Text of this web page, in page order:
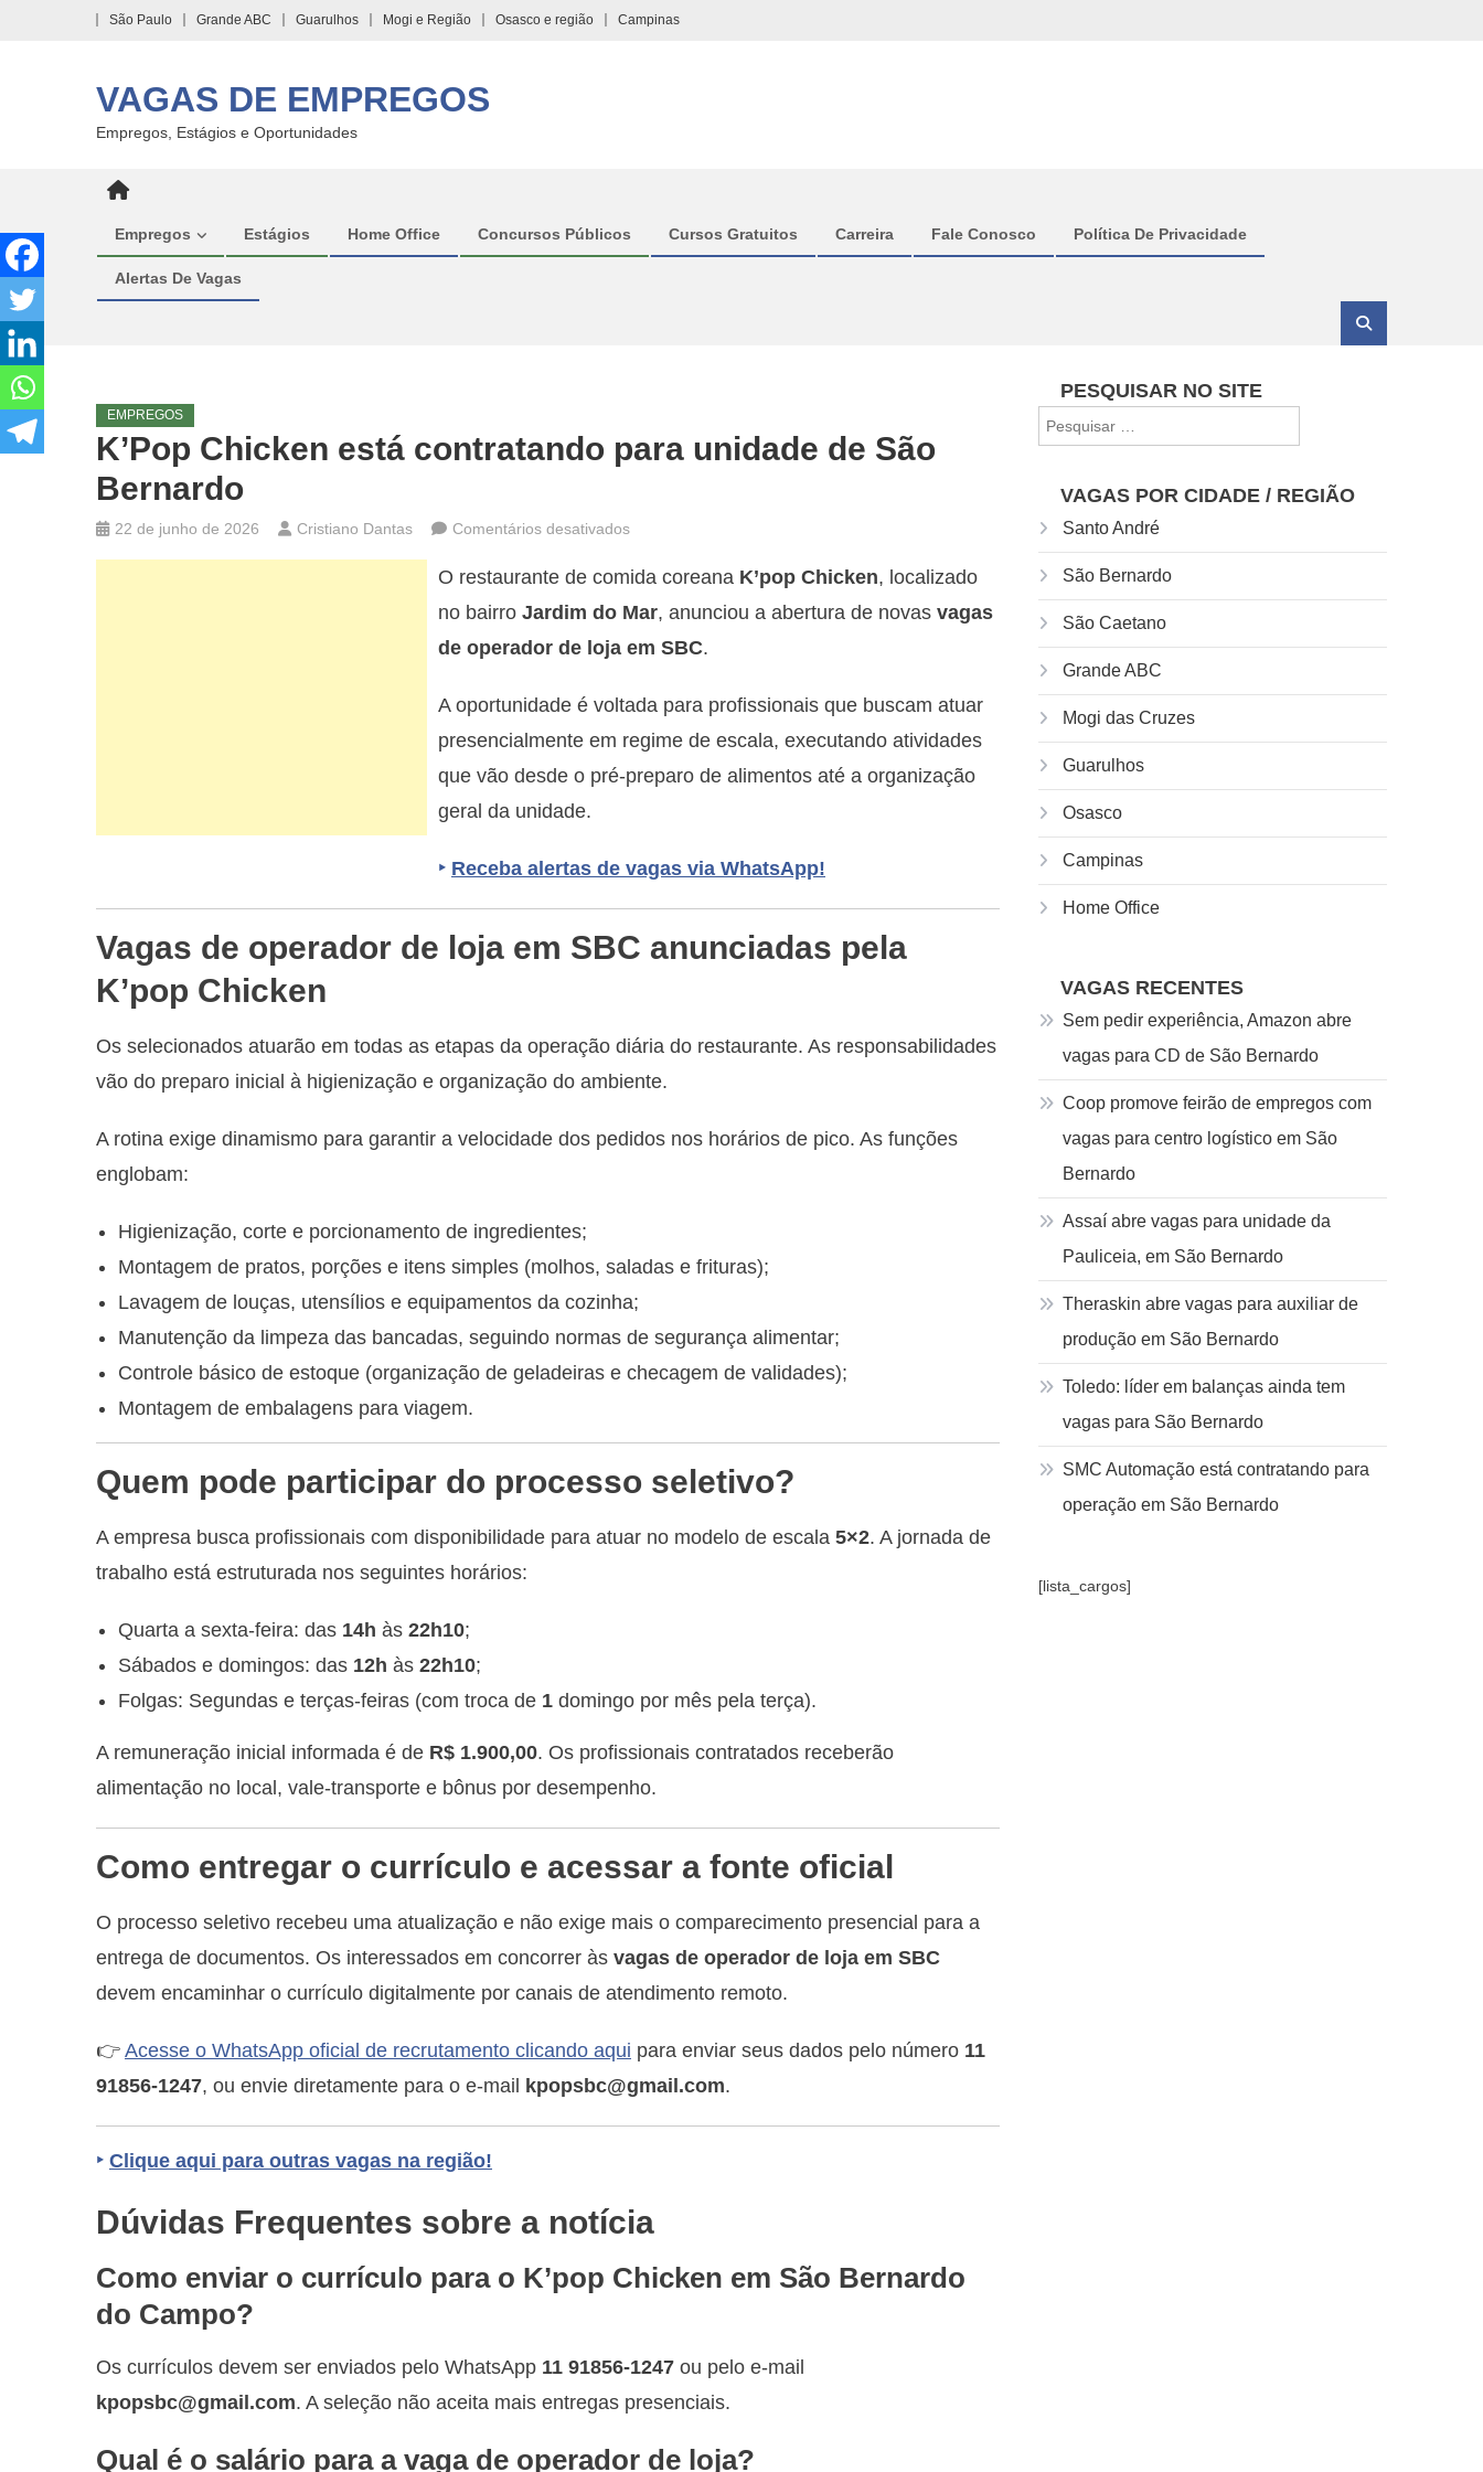
São Paulo Grande ABC Guarulhos Mogi e Região Osasco e região Campinas
VAGAS DE EMPREGOS
Empregos, Estágios e Oportunidades
Empregos Estágios Home Office Concursos Públicos Cursos Gratuitos Carreira Fale Conosco Política De Privacidade
Alertas De Vagas
EMPREGOS
K’Pop Chicken está contratando para unidade de São
Bernardo
22 de junho de 2026 Cristiano Dantas Comentários desativados
Chicken
está
São
Bernardo
O restaurante de comida coreana K’pop Chicken, localizado
no bairro Jardim do Mar, anunciou a abertura de novas vagas
de operador de loja em SBC.
A oportunidade é voltada para profissionais que buscam atuar
presencialmente em regime de escala, executando atividades
que vão desde o pré-preparo de alimentos até a organização
geral da unidade.
‣ Receba alertas de vagas via WhatsApp!
Vagas de operador de loja em SBC anunciadas pela
K’pop Chicken
Os selecionados atuarão em todas as etapas da operação diária do restaurante. As responsabilidades
vão do preparo inicial à higienização e organização do ambiente.
A rotina exige dinamismo para garantir a velocidade dos pedidos nos horários de pico. As funções
englobam:
Higienização, corte e porcionamento de ingredientes;
Montagem de pratos, porções e itens simples (molhos, saladas e frituras);
Lavagem de louças, utensílios e equipamentos da cozinha;
Manutenção da limpeza das bancadas, seguindo normas de segurança alimentar;
Controle básico de estoque (organização de geladeiras e checagem de validades);
Montagem de embalagens para viagem.
Quem pode participar do processo seletivo?
A empresa busca profissionais com disponibilidade para atuar no modelo de escala 5×2. A jornada de
trabalho está estruturada nos seguintes horários:
Quarta a sexta-feira: das 14h às 22h10;
Sábados e domingos: das 12h às 22h10;
Folgas: Segundas e terças-feiras (com troca de 1 domingo por mês pela terça).
A remuneração inicial informada é de R$ 1.900,00. Os profissionais contratados receberão
alimentação no local, vale-transporte e bônus por desempenho.
Como entregar o currículo e acessar a fonte oficial
O processo seletivo recebeu uma atualização e não exige mais o comparecimento presencial para a
entrega de documentos. Os interessados em concorrer às vagas de operador de loja em SBC
devem encaminhar o currículo digitalmente por canais de atendimento remoto.
👉 Acesse o WhatsApp oficial de recrutamento clicando aqui para enviar seus dados pelo número 11
91856-1247, ou envie diretamente para o e-mail kpopsbc@gmail.com.
‣ Clique aqui para outras vagas na região!
Dúvidas Frequentes sobre a notícia
Como enviar o currículo para o K’pop Chicken em São Bernardo
do Campo?
Os currículos devem ser enviados pelo WhatsApp 11 91856-1247 ou pelo e-mail
kpopsbc@gmail.com. A seleção não aceita mais entregas presenciais.
Qual é o salário para a vaga de operador de loja?
PESQUISAR NO SITE
por:
VAGAS POR CIDADE / REGIÃO
Santo André
São Bernardo
São Caetano
Grande ABC
Mogi das Cruzes
Guarulhos
Osasco
Campinas
Home Office
VAGAS RECENTES
Sem pedir experiência, Amazon abre
vagas para CD de São Bernardo
Coop promove feirão de empregos com
vagas para centro logístico em São
Bernardo
Assaí abre vagas para unidade da
Pauliceia, em São Bernardo
Theraskin abre vagas para auxiliar de
produção em São Bernardo
Toledo: líder em balanças ainda tem
vagas para São Bernardo
SMC Automação está contratando para
operação em São Bernardo
[lista_cargos]